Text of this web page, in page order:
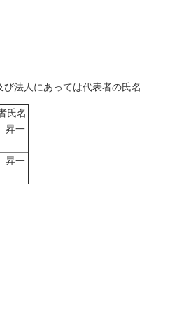
法人にあっては代表者の氏名
氏名
昇一
昇一